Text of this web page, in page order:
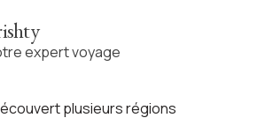
Ladakh
expert voyage
plusieurs régions